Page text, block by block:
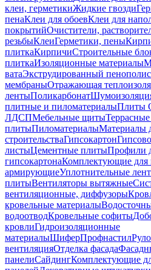
клеи, герметикиЖидкие гвозди
пенаКлеи для обоевКлеи для
покрытийОчистители,
резьбыКлеиГерметики, пены
плиткаКирпичиСтроительные
плиткаИзоляционные материалы
ватаЭкструдированный
мембраныОтражающая
лентыПоликарбонат
плитные и пиломатериалыПлиты
ЛДСПМебельные щиты
плитыПиломатериалыМатериалы
строительстваГипсокартон
листыЦементные плитыПрофили
гипсокартонаКомплектующие для
армирующиеУплотнительные
плитыВентиляторы вытяжные
вентиляционные, диффузоры
кровельные материалы
водоотводКровельные софиты
кровлиГидроизоляционные
материалыШиферПрофнастил
вентиляцияОтделка фасада
панелиСайдингКомплектующие